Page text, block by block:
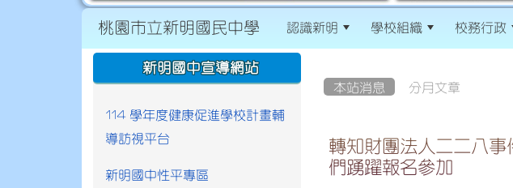
桃園市立新明國民中學 認識新明 學校組織 校務行政
本站消息 分月文章
轉知財團法人二二八
們踴躍報名參加
:::
新明國中宣導網站
114 學年度健康促進學校計畫輔
導訪視平台
新明國中性平專區